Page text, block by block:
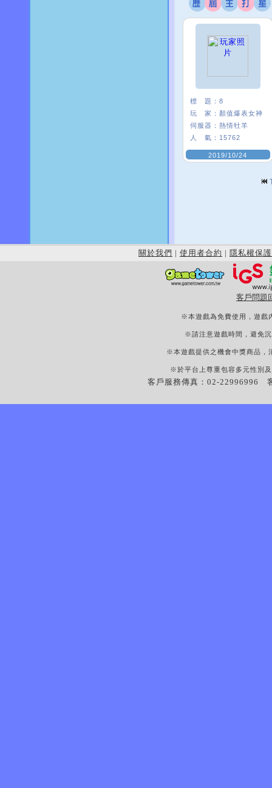
標 題： 8
玩 家： 顏值爆表女神
伺服器： 熱情牡羊
人 氣： 15762
2019/10/24
關於我們 | 使用者合約 | 隱私權保護
客戶問題
※本遊戲為免費使用，遊戲
※請注意遊戲時間，避免
※本遊戲提供之機會中獎商品，
※於平台上尊重包容多元性別
客戶服務傳真：02-22996996